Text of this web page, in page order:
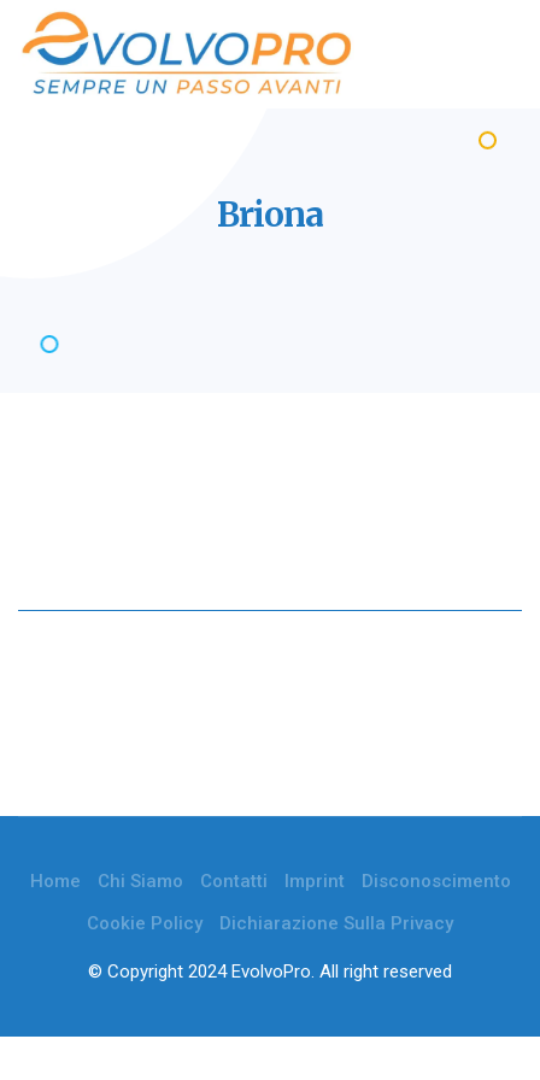
Briona
Home Chi Siamo Contatti Imprint
Disconoscimento
Cookie Policy
Dichiarazione Sulla Privacy
© Copyright 2024 EvolvoPro. All right reserved